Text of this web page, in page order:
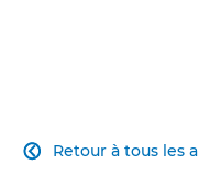
Retour à tous les
